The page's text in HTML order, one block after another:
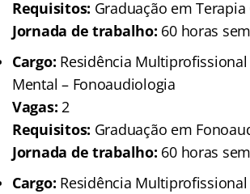
Requisitos: Graduação em
Jornada de trabalho: 60 horas
Cargo: Residência
Mental – Fonoaudiologia
Vagas: 2
Requisitos: Graduação em
Jornada de trabalho: 60 horas
Cargo: Residência